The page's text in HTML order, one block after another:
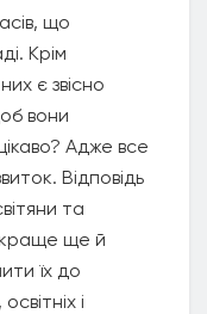
що
Крім
є звісно
вони
Адже все
Відповідь
та
ще й
їх до
і